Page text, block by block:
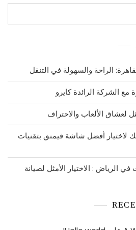
الراحة والسهولة في التنقل
مع الشركة الرائدة كايرو
لاختيار أفضل شاشة قيمنق بتقنيات
الرياض : الاختيار الأمثل لصيانة